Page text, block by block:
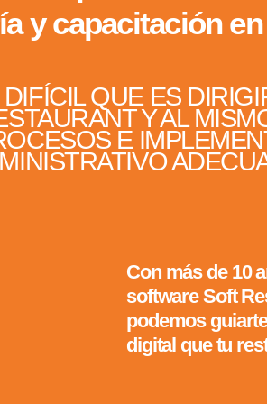
y capacitación
QUE ES
Y AL
E
Con más de 10
software Soft
podemos
digital que tu